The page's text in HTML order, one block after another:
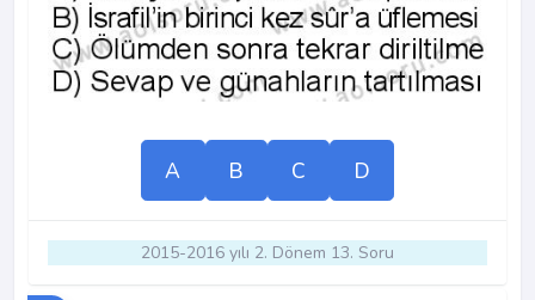
A B C D
2015-2016 yılı 2. Dönem 13. Soru